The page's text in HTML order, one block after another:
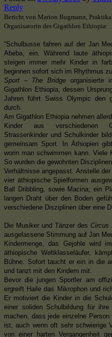
Reply
Bericht von Marion Bugmann,
Organisatorin des Gigathlon Ethiopia:
“Schulbusse fahren auf der Jan
Abeba, ein. Während laute
steigen immer mehr Kinder in
beginnen sofort sich im Rhythmus
Sport – The Bridge organisierte
Gigathlon Ethiopia, dessen
Jahren führt Swiss Olympic den
durch.
Am Gigathlon Ethiopia nehmen
Kinder aus verschiedenen
Strassenkinder und Schulkinder
gemeinsam Sport. In Äthiopien
worin man schwimmen kann. Viele
So wurden die gewohnten
Verhältnisse angepasst. Anstelle
vier äthiopische Spielformen
Ball Dribbling, sowie Macina; ein
langen Draht über den Boden
verschiedene Disziplinen über eine
Die Musiker und Tänzer des Circus
ausgelassene Stimmung auf Jan
Kindermenge, das Gejohle wird
äthiopische Weltklasseläufer,
Bühne. Sofort taucht er ein in die
und tanzt mit den Kindern mit.
Bevor die jungen Sportler am
ergreift Haile das Mikrophon und
Er motiviert die Kinder in die
einer soliden Schulbildung für
machen, dass jede einzelne
ist, auch wenn oft sehr schwierige
von einer harten Vergangenheit